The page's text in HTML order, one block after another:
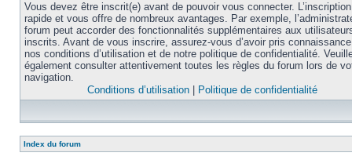
Vous devez être inscrit(e) avant de pouvoir vous connecter.
rapide et vous offre de nombreux avantages. Par exemple,
forum peut accorder des fonctionnalités supplémentaires aux
inscrits. Avant de vous inscrire, assurez-vous d’avoir pris
nos conditions d’utilisation et de notre politique de confidentialité.
également consulter attentivement toutes les règles du forum lors de
navigation.
Conditions d’utilisation
Politique de confidentialité
Index du forum